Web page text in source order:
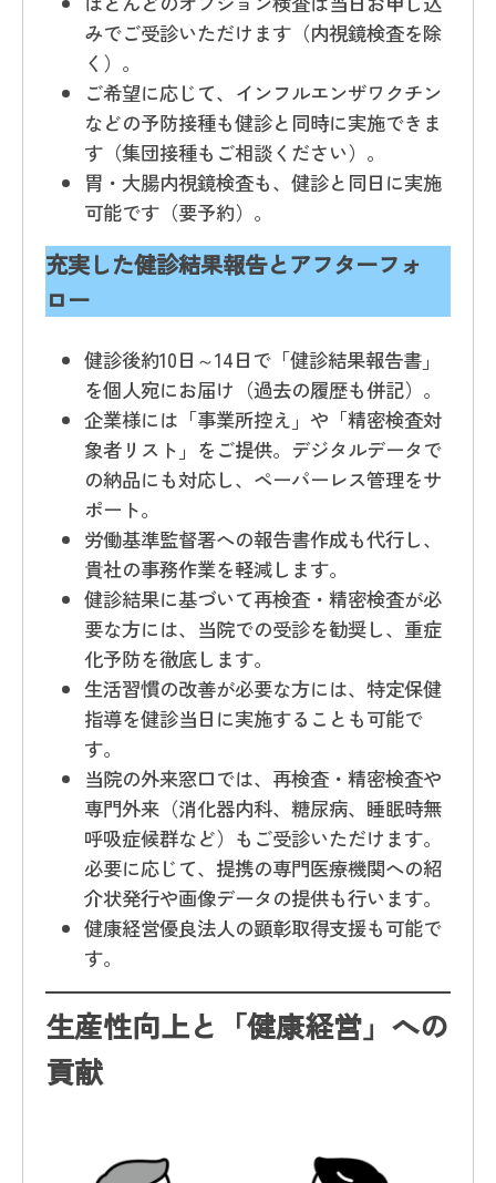
みでご受診いただけます（内視鏡検査を除
く）。
ご希望に応じて、インフルエンザワクチン
などの予防接種も健診と同時に実施できま
す（集団接種もご相談ください）。
胃・大腸内視鏡検査も、健診と同日に実施
可能です（要予約）。
充実した健診結果報告とアフターフォ
ロー
健診後約10日～14日で「健診結果報告書」
を個人宛にお届け（過去の履歴も併記）。
企業様には「事業所控え」や「精密検査対
象者リスト」をご提供。デジタルデータで
の納品にも対応し、ペーパーレス管理をサ
ポート。
労働基準監督署への報告書作成も代行し、
貴社の事務作業を軽減します。
健診結果に基づいて再検査・精密検査が必
要な方には、当院での受診を勧奨し、重症
化予防を徹底します。
生活習慣の改善が必要な方には、特定保健
指導を健診当日に実施することも可能で
す。
当院の外来窓口では、再検査・精密検査や
専門外来（消化器内科、糖尿病、睡眠時無
呼吸症候群など）もご受診いただけます。
必要に応じて、提携の専門医療機関への紹
介状発行や画像データの提供も行います。
健康経営優良法人の顕彰取得支援も可能で
す。
生産性向上と「健康経営」への
貢献